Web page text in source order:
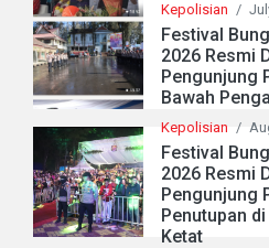
Kepolisian /
Festival
2026 Resmi
Pengunjung
Bawah
Kepolisian /
Festival
2026 Resmi
Pengunjung
Penutupan
Ketat